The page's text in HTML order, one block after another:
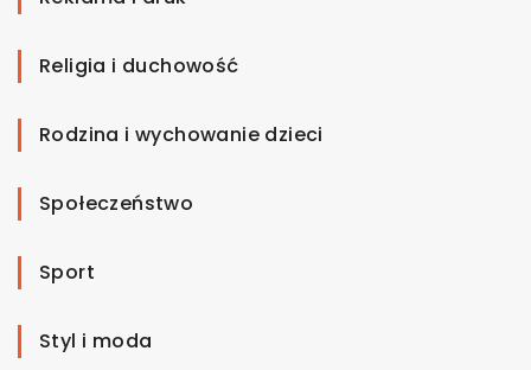
Religia i duchowość
Rodzina i wychowanie dzieci
Społeczeństwo
Sport
Styl i moda